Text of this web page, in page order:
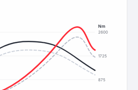
875
1725
2600
Nm